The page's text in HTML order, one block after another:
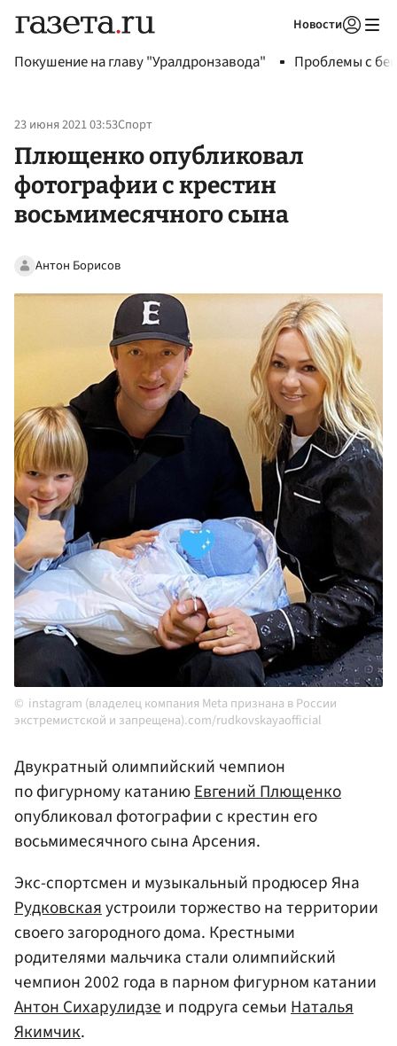
Новости
Покушение на главу "Уралдронзавода" Проблемы с
23 июня 2021 03:53Спорт
Плющенко опубликовал
фотографии с крестин
восьмимесячного сына
Антон Борисов
instagram (владелец компания Meta признана в России
экстремистской и запрещена).com/rudkovskayaofficial
Двукратный олимпийский чемпион
по фигурному катаниюЕвгений Плющенко
опубликовал фотографии с крестин его
восьмимесячного сына Арсения.
Экс-спортсмен и музыкальный продюсер Яна
Рудковскаяустроили торжество на территории
своего загородного дома. Крестными
родителями мальчика стали олимпийский
чемпион 2002 года в парном фигурном катании
Антон Сихарулидзеи подруга семьиНаталья
Якимчик.